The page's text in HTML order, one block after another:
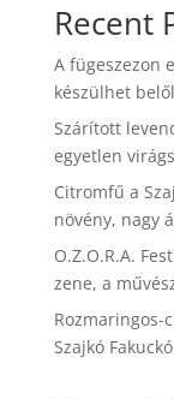
Recent
A fügeszezon
készülhet
Szárított
egyetlen
Citromfű a
növény, nagy
O.Z.O.R.A.
zene, a
Rozmaringos-
Szajkó